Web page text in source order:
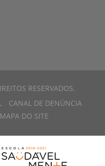
RESERVADOS.
CANAL DE DENÚNCIA
MAPA DO SITE